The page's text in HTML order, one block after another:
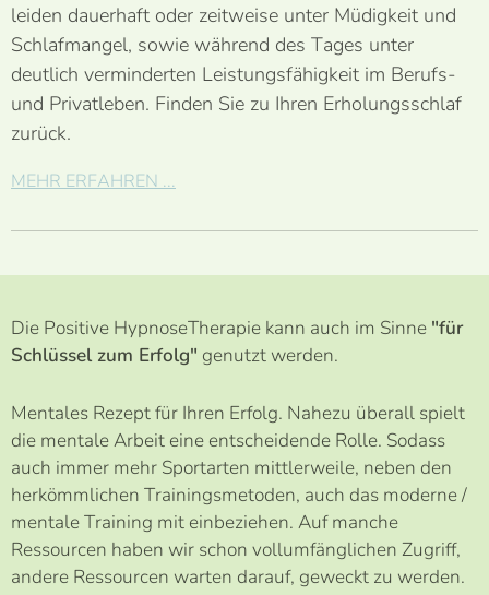
leiden dauerhaft oder zeitweise unter Müdigkeit und
Schlafmangel, sowie während des Tages unter
deutlich verminderten Leistungsfähigkeit im Berufs-
und Privatleben. Finden Sie zu Ihren Erholungsschlaf
zurück.
MEHR ERFAHREN ...
Die Positive HypnoseTherapie kann auch im Sinne "für
Schlüssel zum Erfolg" genutzt werden.
Mentales Rezept für Ihren Erfolg. Nahezu überall spielt
die mentale Arbeit eine entscheidende Rolle. Sodass
auch immer mehr Sportarten mittlerweile, neben den
herkömmlichen Trainingsmetoden, auch das moderne /
mentale Training mit einbeziehen. Auf manche
Ressourcen haben wir schon vollumfänglichen Zugriff,
andere Ressourcen warten darauf, geweckt zu werden.